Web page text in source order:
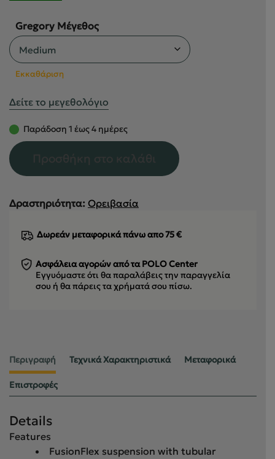
Gregory Μέγεθος
Εκκαθάριση
Δείτε το μεγεθολόγιο
Παράδοση 1 έως 4 ημέρες
Δραστηριότητα: Ορειβασία
Δωρεάν μεταφορικά πάνω απο 75 €
Ασφάλεια αγορών από τα POLO Center
Εγγυόμαστε ότι θα παραλάβεις την παραγγελία
σου ή θα πάρεις τα χρήματά σου πίσω.
Περιγραφή Τεχνικά Χαρακτηριστικά Μεταφορικά
Επιστροφές
Details
Features
FusionFlex suspension with tubular